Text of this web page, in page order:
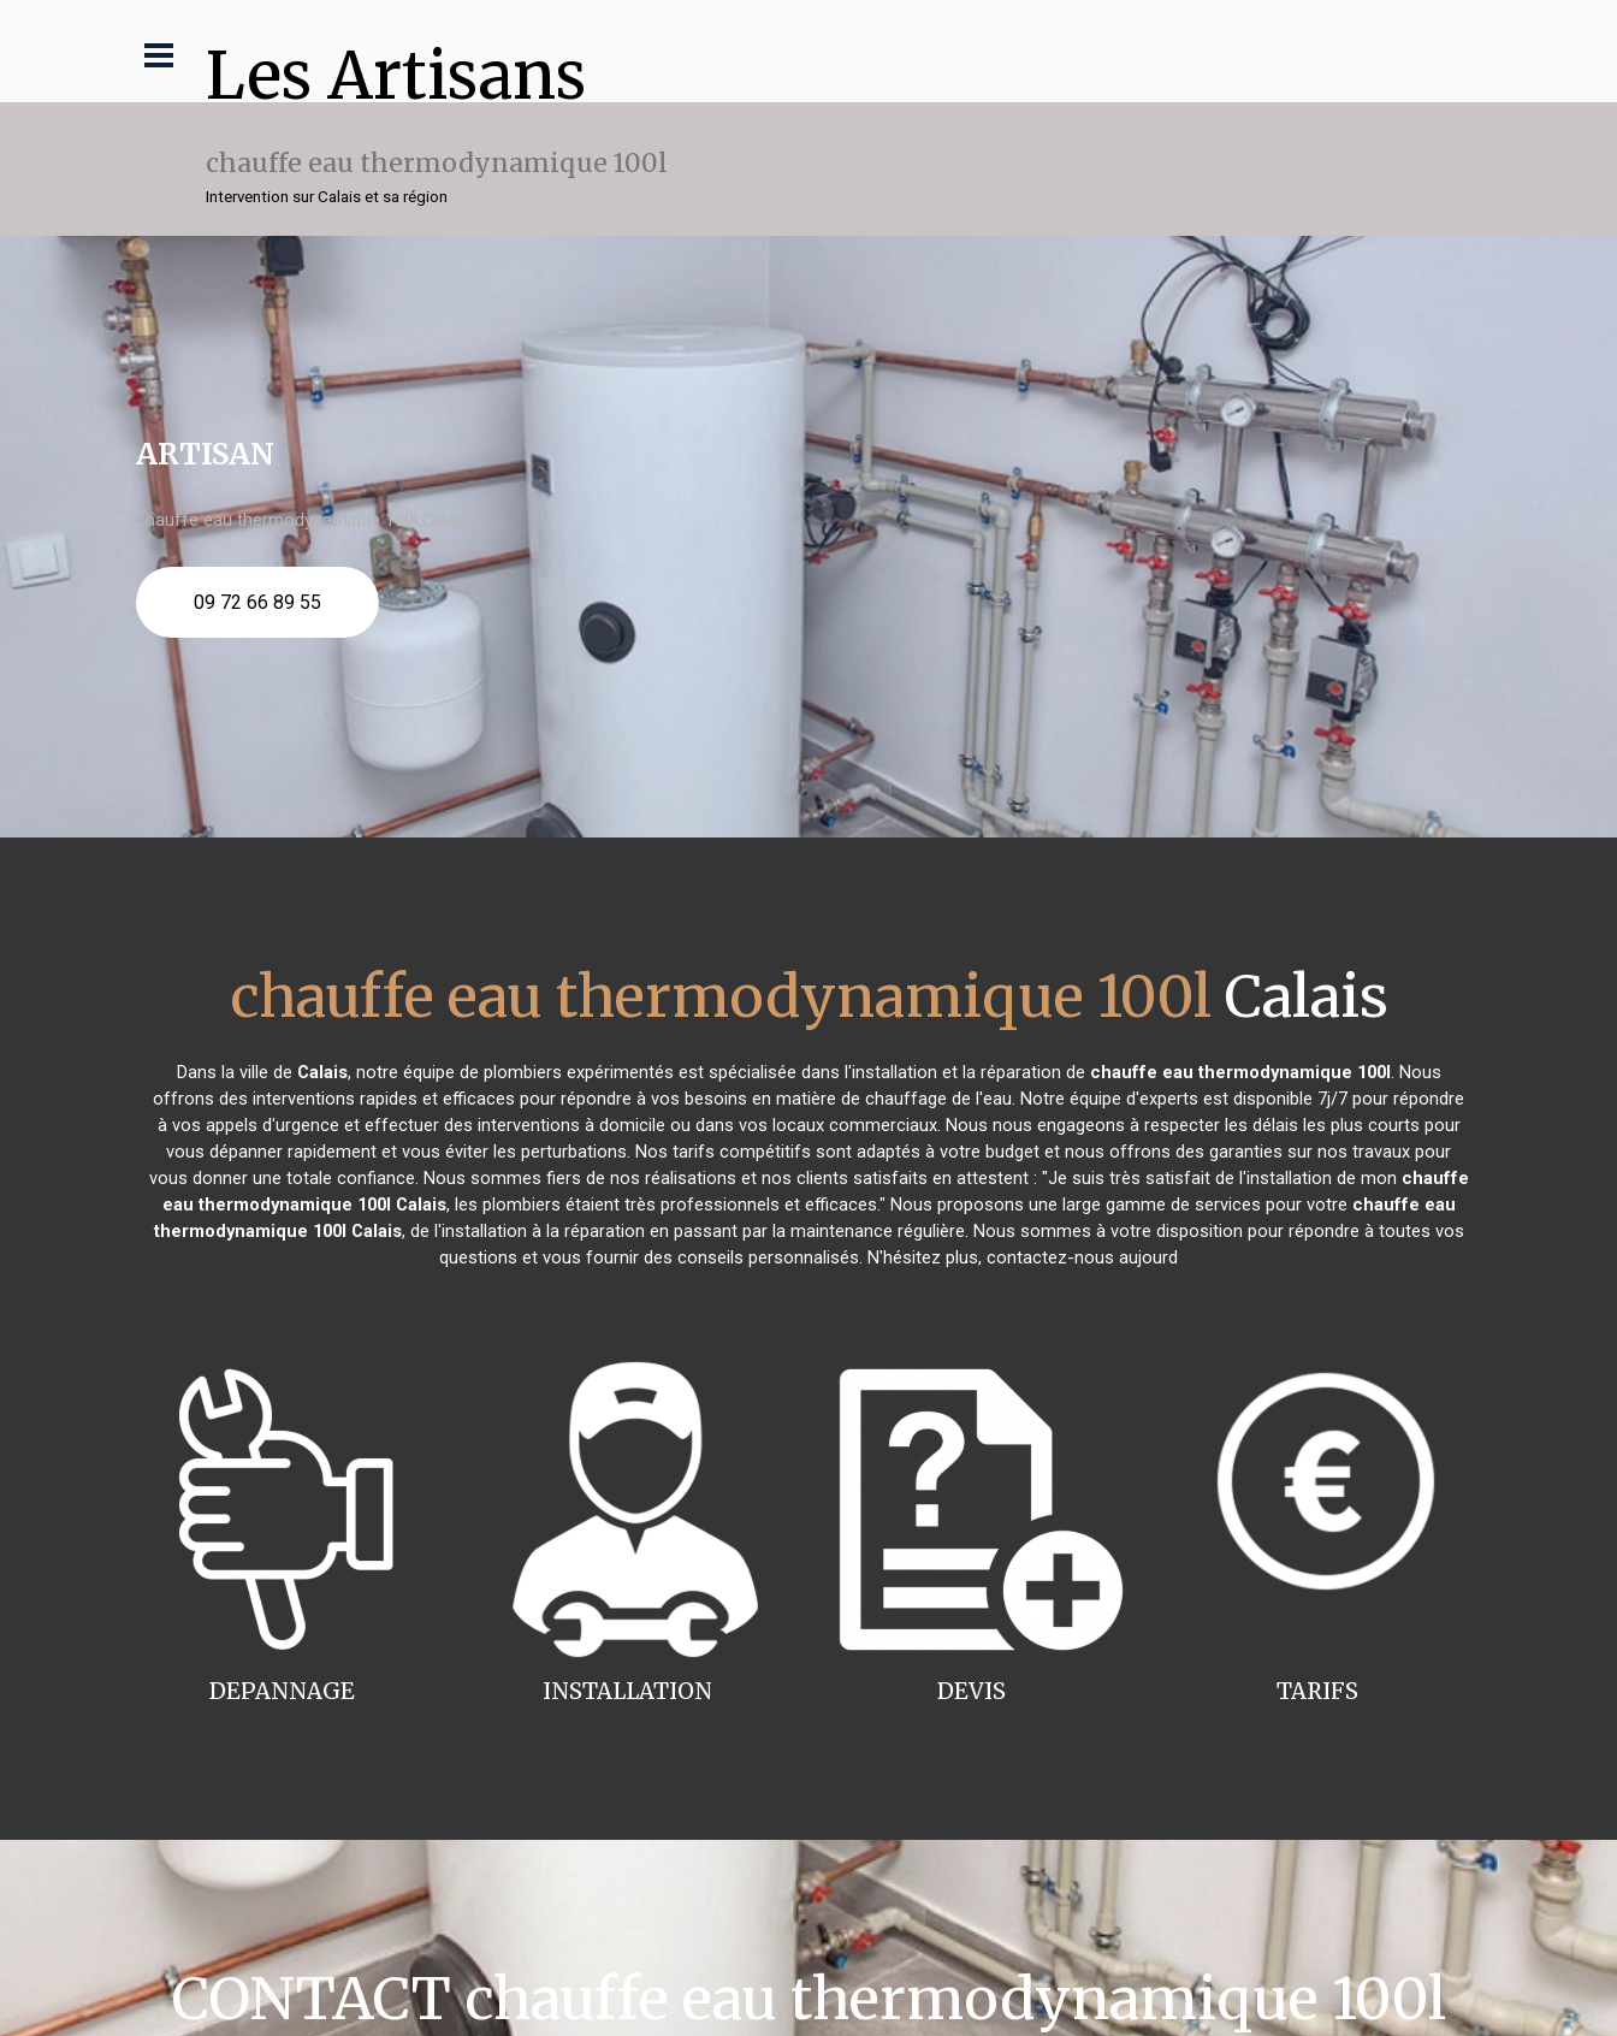
Les Artisans
chauffe eau thermodynamique 100l
Intervention sur Calais et sa région
ARTISAN
chauffe eau thermodynamique 100l Calais
09 72 66 89 55
chauffe eau thermodynamique 100l Calais
Dans la ville de Calais, notre équipe de plombiers expérimentés est spécialisée dans l'installation et la réparation de chauffe eau thermodynamique 100l. Nous
offrons des interventions rapides et efficaces pour répondre à vos besoins en matière de chauffage de l'eau. Notre équipe d'experts est disponible 7j/7 pour répondre
à vos appels d'urgence et effectuer des interventions à domicile ou dans vos locaux commerciaux. Nous nous engageons à respecter les délais les plus courts pour
vous dépanner rapidement et vous éviter les perturbations. Nos tarifs compétitifs sont adaptés à votre budget et nous offrons des garanties sur nos travaux pour
vous donner une totale confiance. Nous sommes fiers de nos réalisations et nos clients satisfaits en attestent : "Je suis très satisfait de l'installation de mon chauffe
eau thermodynamique 100l Calais, les plombiers étaient très professionnels et efficaces." Nous proposons une large gamme de services pour votre chauffe eau
thermodynamique 100l Calais, de l'installation à la réparation en passant par la maintenance régulière. Nous sommes à votre disposition pour répondre à toutes vos
questions et vous fournir des conseils personnalisés. N'hésitez plus, contactez-nous aujourd
INSTALLATION
DEPANNAGE TARIFS
DEVIS
CONTACT chauffe eau thermodynamique 100l